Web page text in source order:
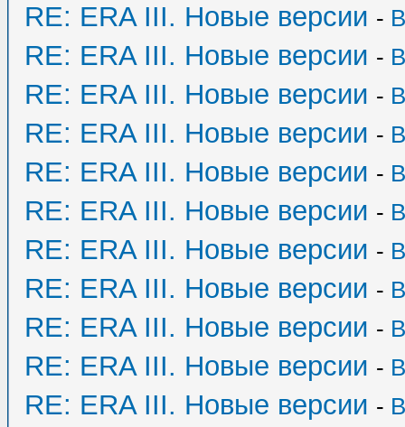
RE: ERA III. Новые версии -
RE: ERA III. Новые версии -
RE: ERA III. Новые версии -
RE: ERA III. Новые версии -
RE: ERA III. Новые версии -
RE: ERA III. Новые версии -
RE: ERA III. Новые версии -
RE: ERA III. Новые версии -
RE: ERA III. Новые версии -
RE: ERA III. Новые версии -
RE: ERA III. Новые версии -